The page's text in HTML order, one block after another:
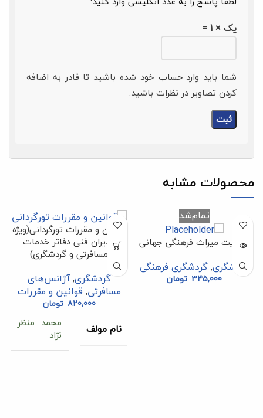
یک × 1 =
شما باید وارد حساب خود شده باشید تا قادر به اضافه
کردن تصاویر در نظرات باشید.
محصولات مشابه
تمام‌شد
مدیریت میراث فرهنگی جهانی
گردشگری,گردشگری فرهنگی
345,000 تومان
قوانین و مقررات تورگردانی(ویژه
مدیران فنی دفاتر خدمات
مسافرتی و گردشگری)
گردشگری,آژانس‌های
مسافرتی, قوانین و مقررات
820,000 تومان
نام مولف
محمد منظر
نژاد